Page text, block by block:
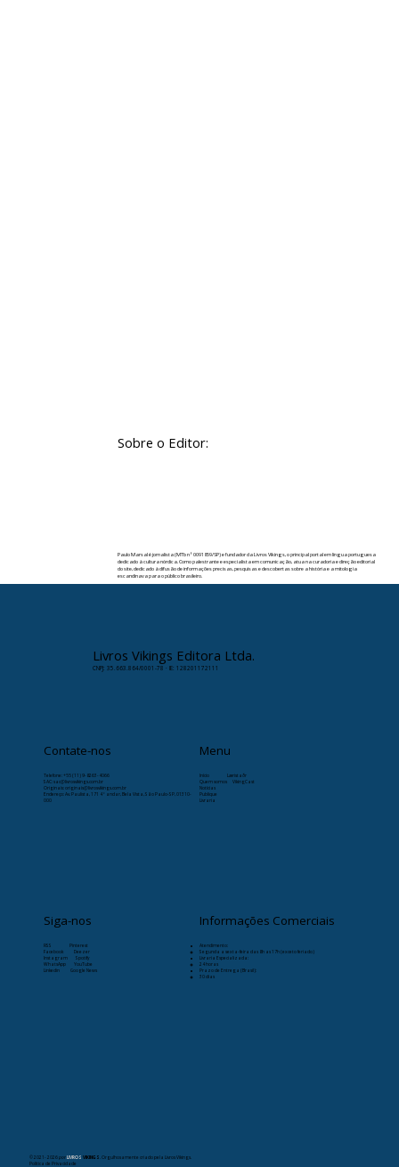
Sobre o Editor:
Paulo Marsal é jornalista (MTb nº 0091859/SP) e fundador da Livros Vikings, o principal portal em língua portuguesa
dedicado à cultura nórdica. Como palestrante e especialista em comunicação, atua na curadoria e direção editorial
do site, dedicado à difusão de informações precisas, pesquisas e descobertas sobre a história e a mitologia
escandinava para o público brasileiro.
Livros Vikings Editora Ltda.
CNPJ: 35.663.864/0001-78 · IE: 128201172111
Contate-nos
Telefone:+55 (11) 9-8263-4066
SAC: sac@livrosvikings.com.br
Originais: originais@livrosvikings.com.br
Endereço: Av. Paulista, 171 4º andar, Bela Vista, São Paulo-SP, 01310-
000
Menu
Início
Læristaðr
Quem somos
VikingCast
Notícias
Publique
Livraria
Siga-nos
RSS
Pinterest
Facebook
Deezer
Instagram
Spotify
WhatsApp
YouTube
Linkedin
Google News
Informações Comerciais
Atendimento:
Segunda a sexta-feira das 8h as 17h (exceto feriado)
Livraria Especializada:
24 horas
Prazo de Entrega (Brasil):
30 dias
© 2021- 2026por LIVROSVIKINGS . Orgulhosamente criado pela Livros Vikings.
Política de Privacidade